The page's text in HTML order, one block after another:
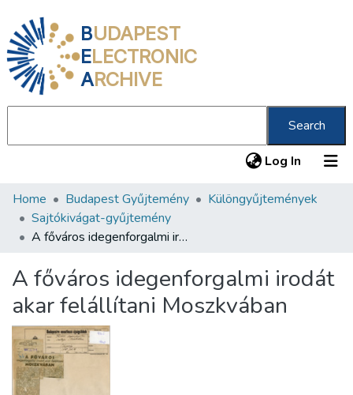
BUDAPEST
ELECTRONIC
ARCHIVE
Search
Log In (current)
Communities & Collections
All of DSpace
About us
Home Budapest Gyűjtemény
Különgyűjtemények
Sajtókivágat-gyűjtemény
A főváros idegenforgalmi irodát akar felállítani Moszkvában
A főváros idegenforgalmi irodát
akar felállítani Moszkvában